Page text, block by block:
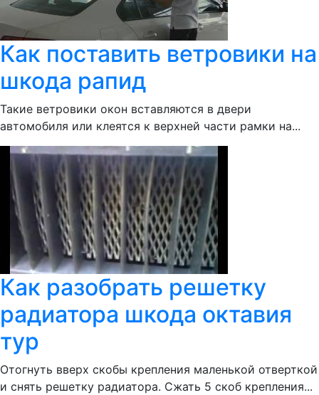
Как поставить ветровики на
шкода рапид
Такие ветровики окон вставляются в двери
автомобиля или клеятся к верхней части рамки на...
Как разобрать решетку
радиатора шкода октавия
тур
Отогнуть вверх скобы крепления маленькой отверткой
и снять решетку радиатора. Сжать 5 скоб крепления...